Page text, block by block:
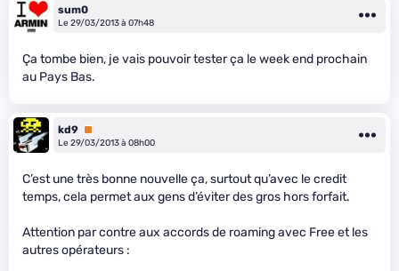
sum0
Le 29/03/2013 à 07h48
Ça tombe bien, je vais pouvoir tester ça le week end prochain
au Pays Bas.
kd9 Premium
Le 29/03/2013 à 08h00
C’est une très bonne nouvelle ça, surtout qu’avec le credit
temps, cela permet aux gens d’éviter des gros hors forfait.
Attention par contre aux accords de roaming avec Free et les
autres opérateurs :